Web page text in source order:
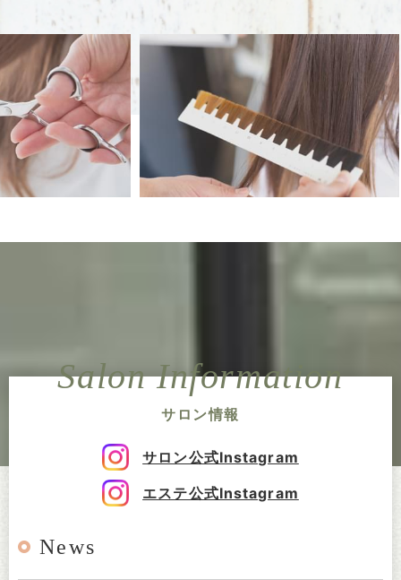
Salon Information
サロン情報
サロン公式Instagram
エステ公式Instagram
News